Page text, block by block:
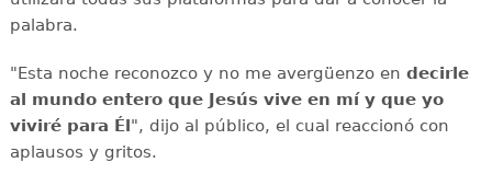
palabra.
"Esta noche reconozco y no me avergüenzo en decirle
al mundo entero que Jesús vive en mí y que yo
viviré para Él", dijo al público, el cual reaccionó con
aplausos y gritos.